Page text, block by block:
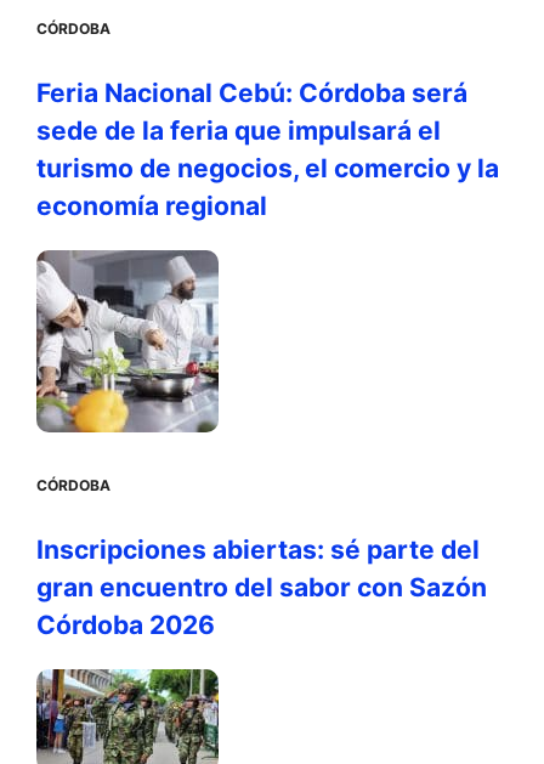
CÓRDOBA
Feria Nacional Cebú: Córdoba será
sede de la feria que impulsará el
turismo de negocios, el comercio y la
economía regional
CÓRDOBA
Inscripciones abiertas: sé parte del
gran encuentro del sabor con Sazón
Córdoba 2026